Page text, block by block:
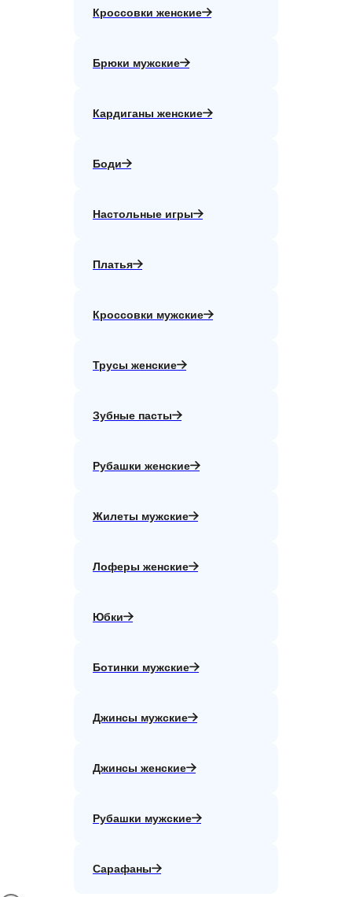
Кроссовки женские
Брюки мужские
Кардиганы женские
Боди
Настольные игры
Платья
Кроссовки мужские
Трусы женские
Зубные пасты
Рубашки женские
Жилеты мужские
Лоферы женские
Юбки
Ботинки мужские
Джинсы мужские
Джинсы женские
Рубашки мужские
Сарафаны